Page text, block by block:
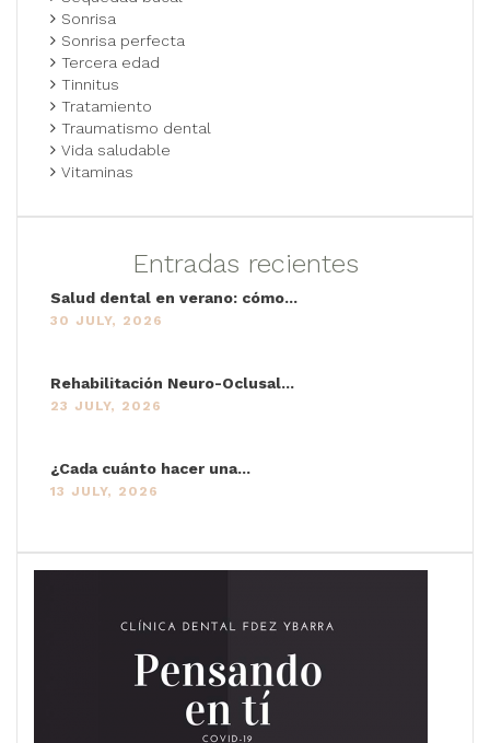
Sonrisa
Sonrisa perfecta
Tercera edad
Tinnitus
Tratamiento
Traumatismo dental
Vida saludable
Vitaminas
Entradas recientes
Salud dental en verano: cómo...
30 JULY, 2026
Rehabilitación Neuro-Oclusal...
23 JULY, 2026
¿Cada cuánto hacer una...
13 JULY, 2026